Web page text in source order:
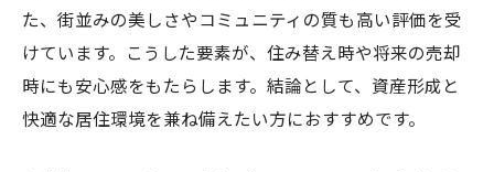
た、街並みの美しさやコミュニティの質も高い評価を受
けています。こうした要素が、住み替え時や将来の売却
時にも安心感をもたらします。結論として、資産形成と
快適な居住環境を兼ね備えたい方におすすめです。